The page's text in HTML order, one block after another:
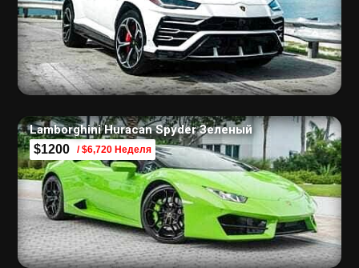
Lamborghini Huracan Spyder Зеленый
$1200 / $6,720 Неделя